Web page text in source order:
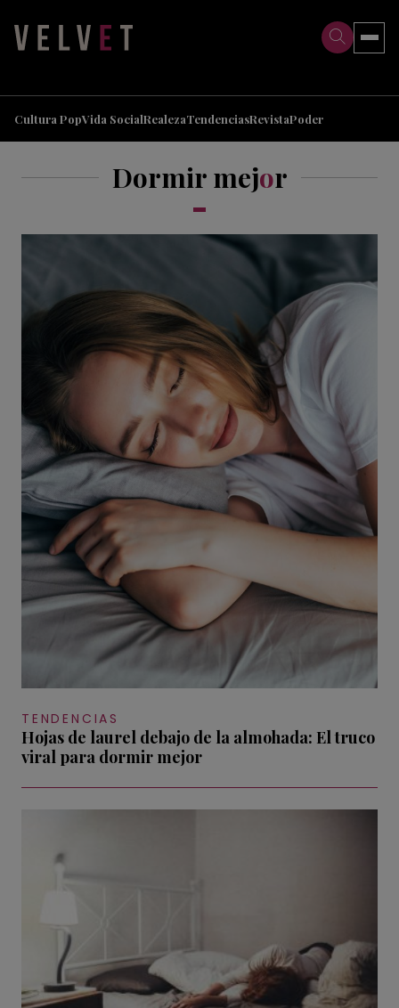
Cultura PopVida SocialRealezaTendenciasRevistaPoder
Dormir mejor
TENDENCIAS
Hojas de laurel debajo de la almohada: El truco
viral para dormir mejor